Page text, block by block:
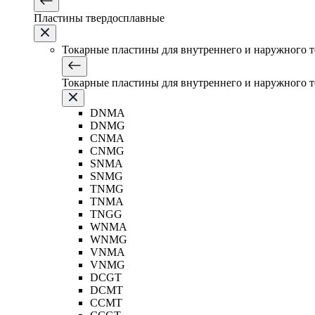
Пластины твердосплавные
Токарные пластины для внутреннего и наружного
Токарные пластины для внутреннего и наружного
DNMA
DNMG
CNMA
CNMG
SNMA
SNMG
TNMG
TNMA
TNGG
WNMA
WNMG
VNMA
VNMG
DCGT
DCMT
CCMT